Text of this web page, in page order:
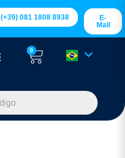
(+39) 081 1808 8938
E-
Mail
0